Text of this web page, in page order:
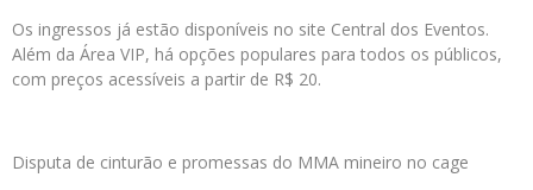
Os ingressos já estão disponíveis no site Central dos Eventos.
Além da Área VIP, há opções populares para todos os públicos,
com preços acessíveis a partir de R$ 20.
Disputa de cinturão e promessas do MMA mineiro no cage